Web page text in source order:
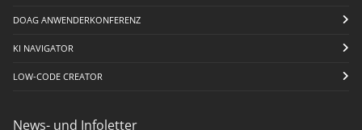
DOAG ANWENDERKONFERENZ
KI NAVIGATOR
LOW-CODE CREATOR
News- und Infoletter